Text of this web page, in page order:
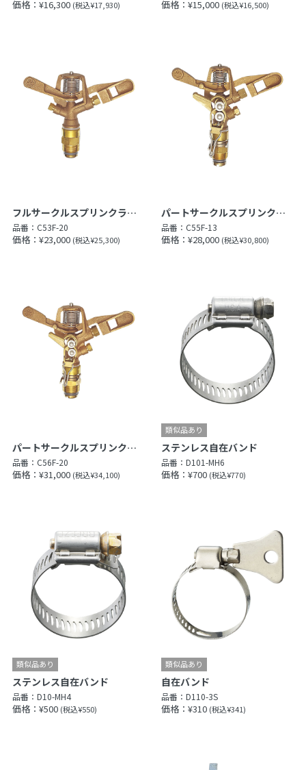
価格：¥16,300 (税込¥17,930) 価格：¥15,000 (税込¥16,500)
フルサークルスプリンクラー上部
品番： C53F-20
価格：¥23,000 (税込¥25,300)
パートサークルスプリンクラー上部
品番：C55F-13
価格：¥28,000 (税込¥30,800)
パートサークルスプリンクラー上部
品番： C56F-20
価格：¥31,000 (税込¥34,100)
ステンレス自在バンド
品番：D101-MH6
価格：¥700 (税込¥770)
ステンレス自在バンド
品番： D10-MH4
価格：¥500 (税込¥550)
自在バンド
品番：D110-3S
価格：¥310 (税込¥341)